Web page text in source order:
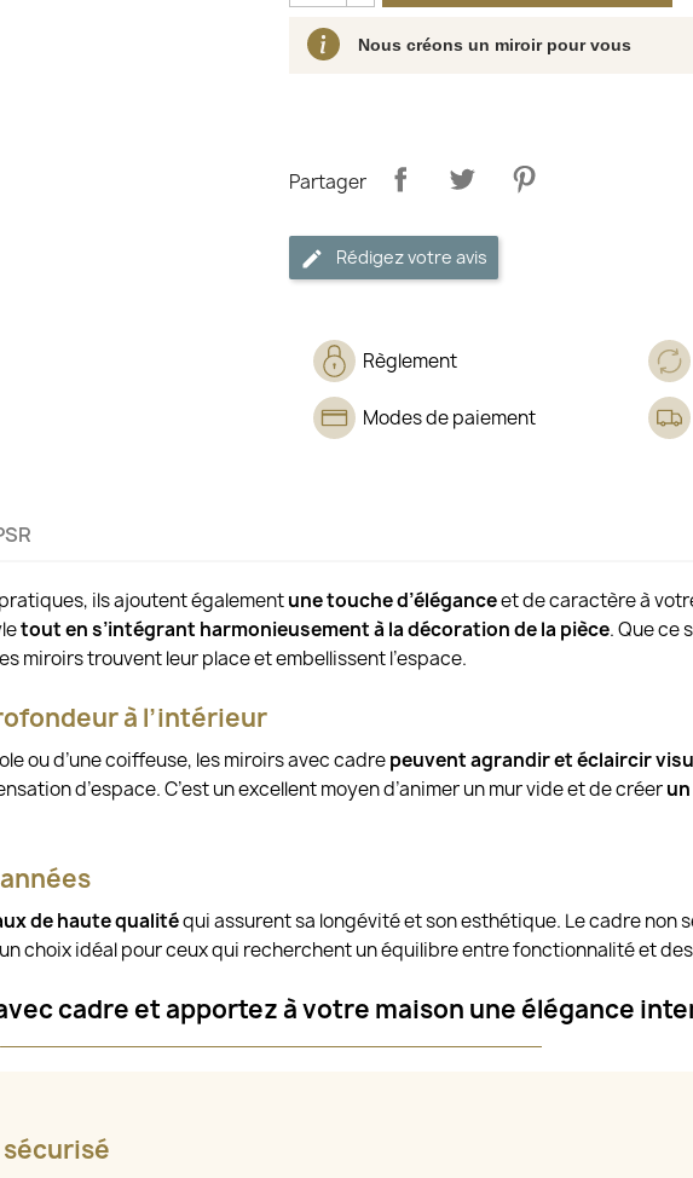
Nous créons un miroir pour vous
Partager
Rédigez votre avis
Règlement
Modes de paiement
ils ajoutent égalementune touche d’éléganceet de caractère à
tout en s’intégrant harmonieusement à la décoration de la pièce. Que ce
miroirs trouvent leur place et embellissent l’espace.
à l’intérieur
ou d’une coiffeuse, les miroirs avec cadrepeuvent agrandir et éclaircir
d’espace. C’est un excellent moyen d’animer un mur vide et de créer
de haute qualitéqui assurent sa longévité et son esthétique. Le cadre non
un choix idéal pour ceux qui recherchent un équilibre entre fonctionnalité et
cadre et apportez à votre maison une élégance